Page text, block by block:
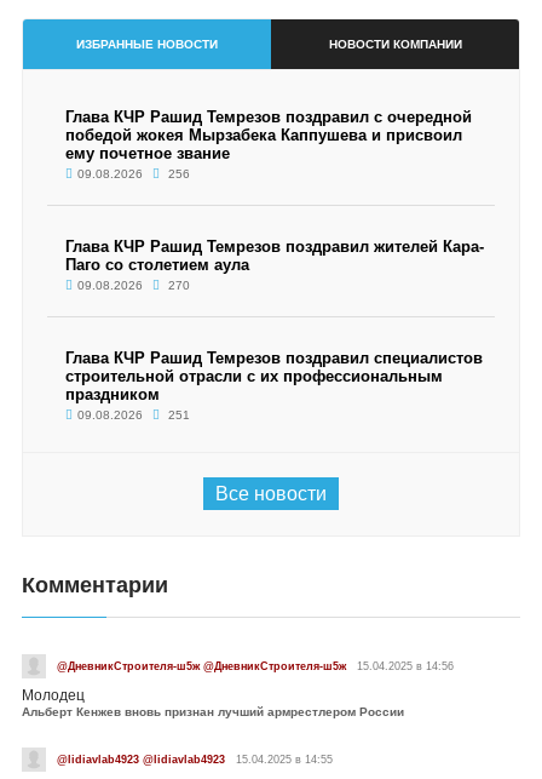
ИЗБРАННЫЕ НОВОСТИ НОВОСТИ КОМПАНИИ
Глава КЧР Рашид Темрезов поздравил с очередной
победой жокея Мырзабека Каппушева и присвоил
ему почетное звание
09.08.2026 256
Глава КЧР Рашид Темрезов поздравил жителей Кара-
Паго со столетием аула
09.08.2026 270
Глава КЧР Рашид Темрезов поздравил специалистов
строительной отрасли с их профессиональным
праздником
09.08.2026 251
Все новости
Комментарии
@ДневникСтроителя-ш5ж @ДневникСтроителя-ш5ж 15.04.2025 в 14:56
Молодец
Альберт Кенжев вновь признан лучший армрестлером России
@lidiavlab4923 @lidiavlab4923 15.04.2025 в 14:55